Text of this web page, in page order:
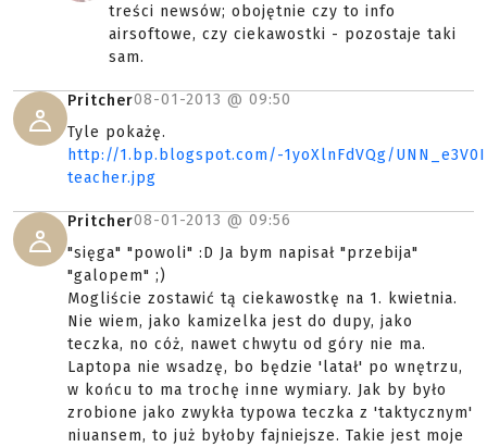
treści newsów; obojętnie czy to info
airsoftowe, czy ciekawostki - pozostaje taki
sam.
Pritcher08-01-2013 @ 09:50
Tyle pokażę.
http://1.bp.blogspot.com/-1yoXlnFdVQg/
teacher.jpg
Pritcher08-01-2013 @ 09:56
"sięga" "powoli" :D Ja bym napisał "przebija"
"galopem" ;)
Mogliście zostawić tą ciekawostkę na 1. kwietnia.
Nie wiem, jako kamizelka jest do dupy, jako
teczka, no cóż, nawet chwytu od góry nie ma.
Laptopa nie wsadzę, bo będzie 'latał' po wnętrzu,
w końcu to ma trochę inne wymiary. Jak by było
zrobione jako zwykła typowa teczka z 'taktycznym'
niuansem, to już byłoby fajniejsze. Takie jest moje